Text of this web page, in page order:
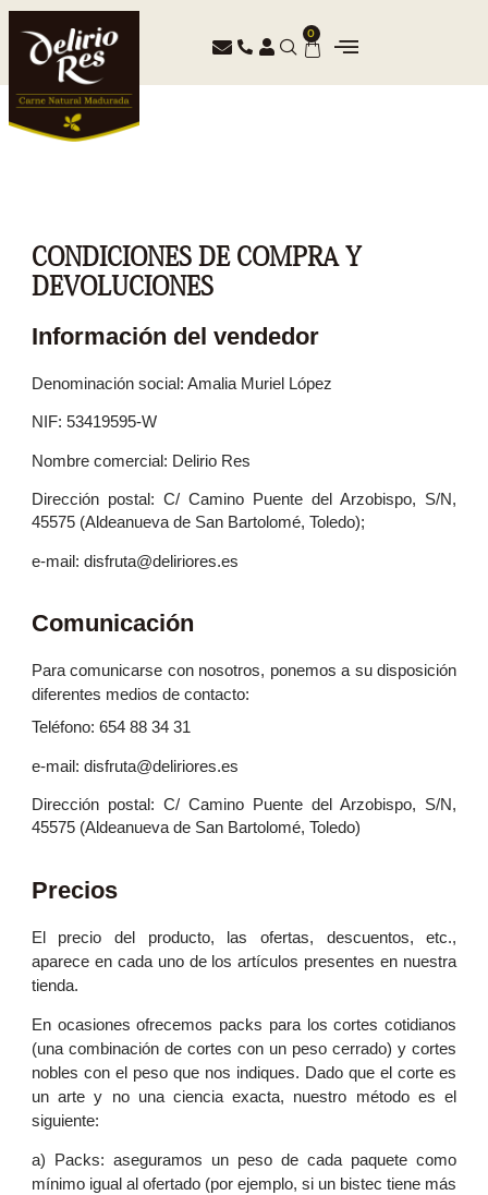
0
CONDICIONES DE COMPRA Y
DEVOLUCIONES
Información del vendedor
Denominación social: Amalia Muriel López
NIF: 53419595-W
Nombre comercial: Delirio Res
Dirección postal: C/ Camino Puente del Arzobispo, S/N,
45575 (Aldeanueva de San Bartolomé, Toledo);
e-mail: disfruta@deliriores.es
Comunicación
Para comunicarse con nosotros, ponemos a su disposición
diferentes medios de contacto:
Teléfono: 654 88 34 31
e-mail: disfruta@deliriores.es
Dirección postal: C/ Camino Puente del Arzobispo, S/N,
45575 (Aldeanueva de San Bartolomé, Toledo)
Precios
El precio del producto, las ofertas, descuentos, etc.,
aparece en cada uno de los artículos presentes en nuestra
tienda.
En ocasiones ofrecemos packs para los cortes cotidianos
(una combinación de cortes con un peso cerrado) y cortes
nobles con el peso que nos indiques. Dado que el corte es
un arte y no una ciencia exacta, nuestro método es el
siguiente:
a) Packs: aseguramos un peso de cada paquete como
mínimo igual al ofertado (por ejemplo, si un bistec tiene más